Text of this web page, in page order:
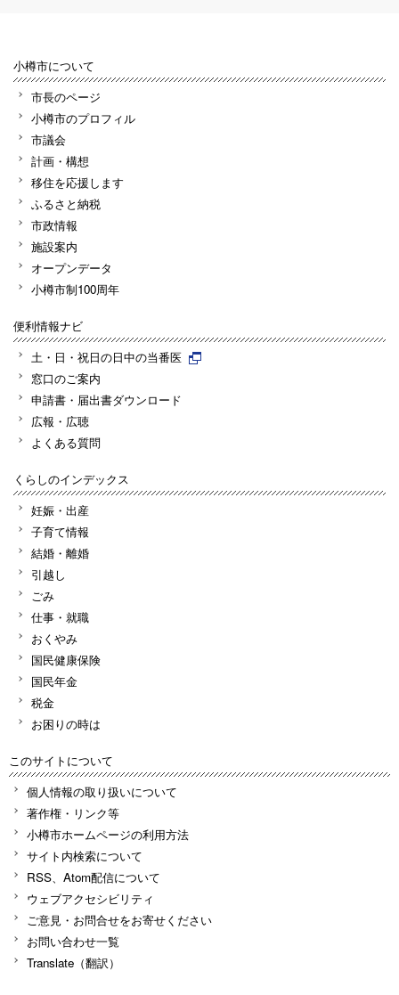
小樽市について
市長のページ
小樽市のプロフィル
市議会
計画・構想
移住を応援します
ふるさと納税
市政情報
施設案内
オープンデータ
小樽市制100周年
便利情報ナビ
土・日・祝日の日中の当番医
窓口のご案内
申請書・届出書ダウンロード
広報・広聴
よくある質問
くらしのインデックス
妊娠・出産
子育て情報
結婚・離婚
引越し
ごみ
仕事・就職
おくやみ
国民健康保険
国民年金
税金
お困りの時は
このサイトについて
個人情報の取り扱いについて
著作権・リンク等
小樽市ホームページの利用方法
サイト内検索について
RSS、Atom配信について
ウェブアクセシビリティ
ご意見・お問合せをお寄せください
お問い合わせ一覧
Translate（翻訳）